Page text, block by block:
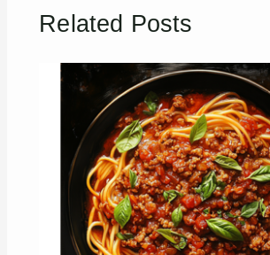
Related Posts